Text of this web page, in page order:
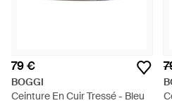
79 €
BOGGI
Ceinture En Cuir Tressé - Bleu